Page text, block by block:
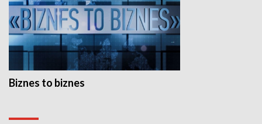
Biznes to biznes